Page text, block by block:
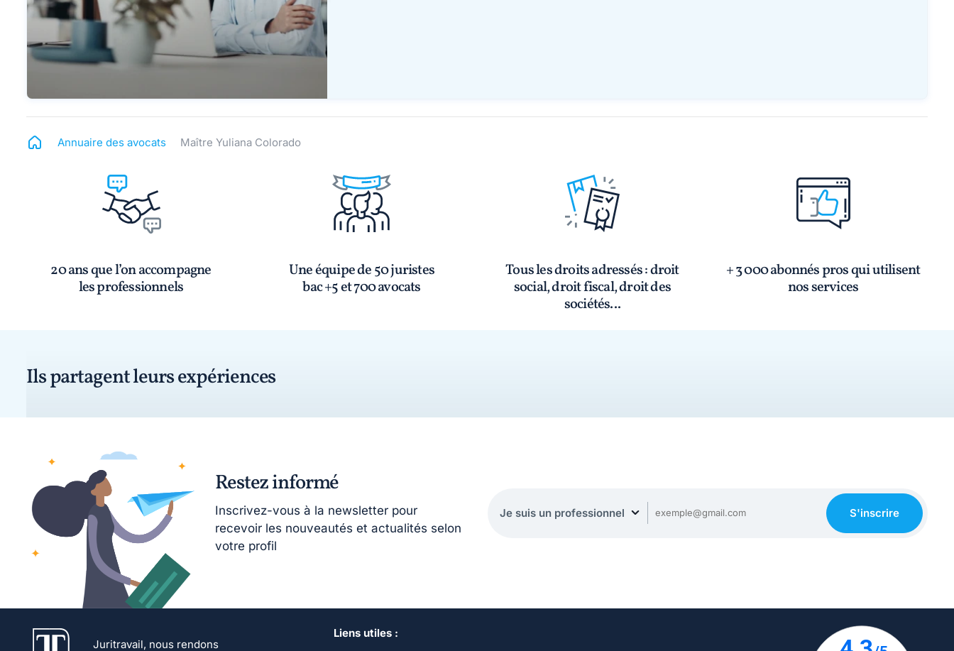
Annuaire des avocats Maître Yuliana Colorado
20 ans que l’on accompagne
les professionnels
Une équipe de 50 juristes
bac +5 et 700 avocats
Tous les droits adressés: droit
social, droit fiscal, droit des
sociétés...
+ 3 000 abonnés pros qui utilisent
nos services
Ils partagent leurs expériences
Restez informé
Inscrivez-vous à la newsletter pour
recevoir les nouveautés et actualités selon
votre profil
S'inscrire
Juritravail, nous rendons
Liens utiles :